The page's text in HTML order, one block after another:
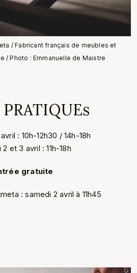
/ Fabricant français de meubles et
/ Photo : Emmanuelle de Maistre
: 10h-12h30 / 14h-18h
2 et 3 avril : 11h-18h
gratuite
: samedi 2 avril à 11h45